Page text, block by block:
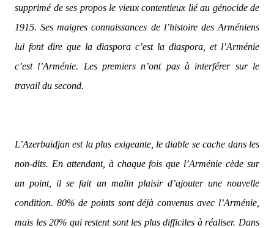
supprimé de ses propos le vieux contentieux lié au génocide de
1915. Ses maigres connaissances de l’histoire des Arméniens
lui font dire que la diaspora c’est la diaspora, et l’Arménie
c’est l’Arménie. Les premiers n’ont pas à interférer sur le
travail du second.
L’Azerbaïdjan est la plus exigeante, le diable se cache dans les
non-dits. En attendant, à chaque fois que l’Arménie cède sur
un point, il se fait un malin plaisir d’ajouter une nouvelle
condition. 80% de points sont déjà convenus avec l’Arménie,
mais les 20% qui restent sont les plus difficiles à réaliser. Dans